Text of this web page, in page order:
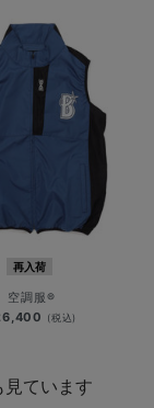
再入荷
空調服®
(税込)
ています